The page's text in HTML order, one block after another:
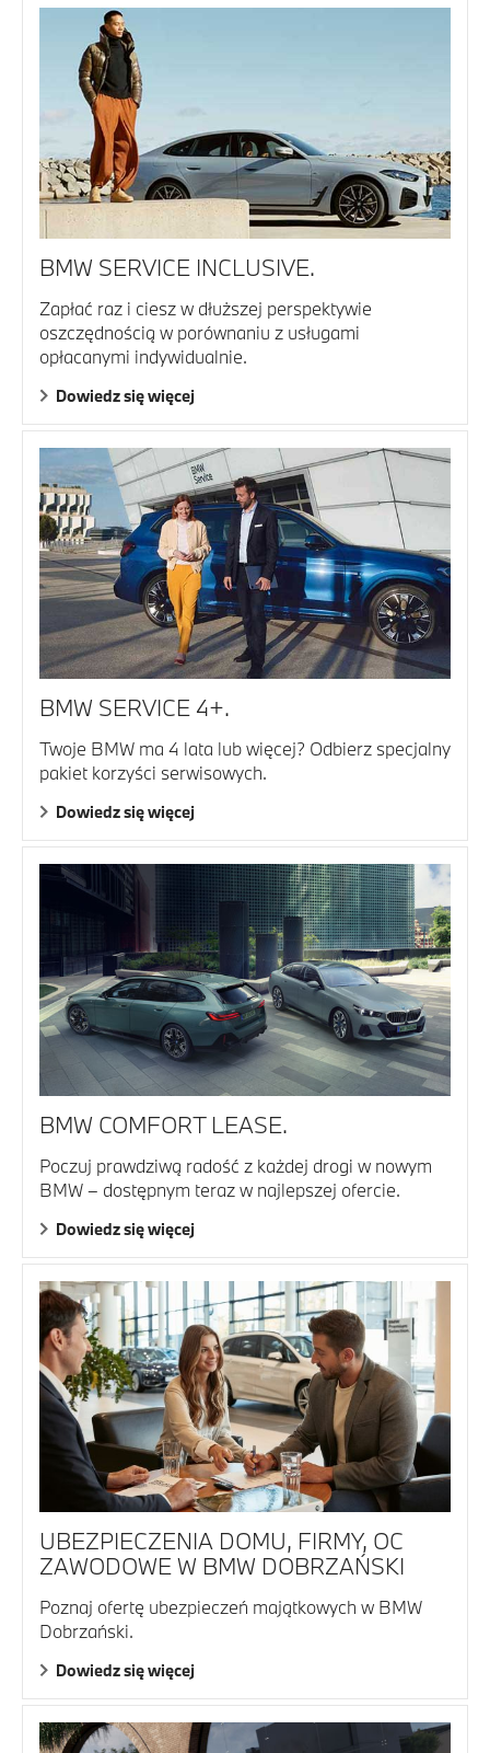
BMW SERVICE INCLUSIVE.
Zapłać raz i ciesz w dłuższej perspektywie
oszczędnością w porównaniu z usługami
opłacanymi indywidualnie.
Dowiedz się więcej
BMW SERVICE 4+.
Twoje BMW ma 4 lata lub więcej? Odbierz specjalny
pakiet korzyści serwisowych.
Dowiedz się więcej
BMW COMFORT LEASE.
Poczuj prawdziwą radość z każdej drogi w nowym
BMW – dostępnym teraz w najlepszej ofercie.
Dowiedz się więcej
UBEZPIECZENIA DOMU, FIRMY, OC
ZAWODOWE W BMW DOBRZAŃSKI
Poznaj ofertę ubezpieczeń majątkowych w BMW
Dobrzański.
Dowiedz się więcej